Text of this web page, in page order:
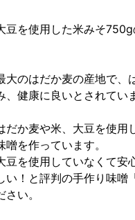
豆を使用した米みそ750g
大のはだか麦の産地で、
健康に良いとされてい
だか麦や米、大豆を使用
を作っています。
豆を使用していなくて安
い！と評判の手作り味噌
い。